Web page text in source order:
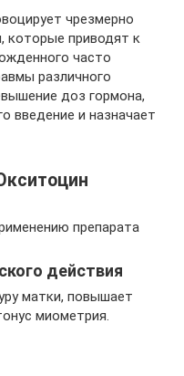
чрезмерно
которые приводят к
часто
различного
доз гормона,
введение и назначает
препарата
действия
матки, повышает
миометрия.